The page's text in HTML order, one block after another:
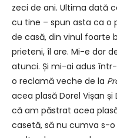
zeci de ani. Ultima dată
cu tine – spun asta ca o
de casă, din vinul foarte
prieteni, îl are. Mi-e dor
atunci. Și mi-ai adus
o reclamă veche de la
acea plasă Dorel Vișan
că am păstrat acea
casetă, să nu cumva s-